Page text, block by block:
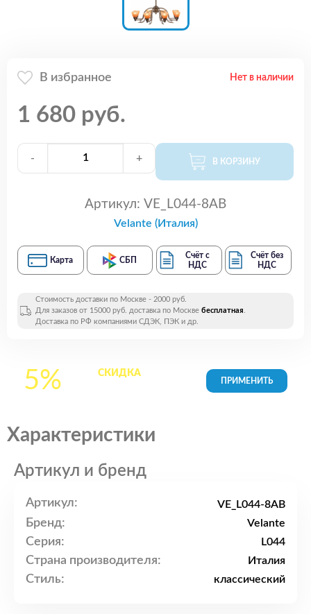
В избранное Нет в наличии
1 680 руб.
- + В КОРЗИНУ
Артикул: VE_L044-8AB
Velante (Италия)
Карта СБП
Счёт с
НДС
Счёт без
НДС
Стоимость доставки по Москве - 2000 руб.
Для заказов от 15000 руб. доставка по Москве бесплатная.
Доставка по РФ компаниями СДЭК, ПЭК и др.
5% СКИДКАна все
Характеристики
Артикул и бренд
Артикул: VE_L044-8AB
Бренд: Velante
Серия: L044
Страна производителя: Италия
Стиль: классический